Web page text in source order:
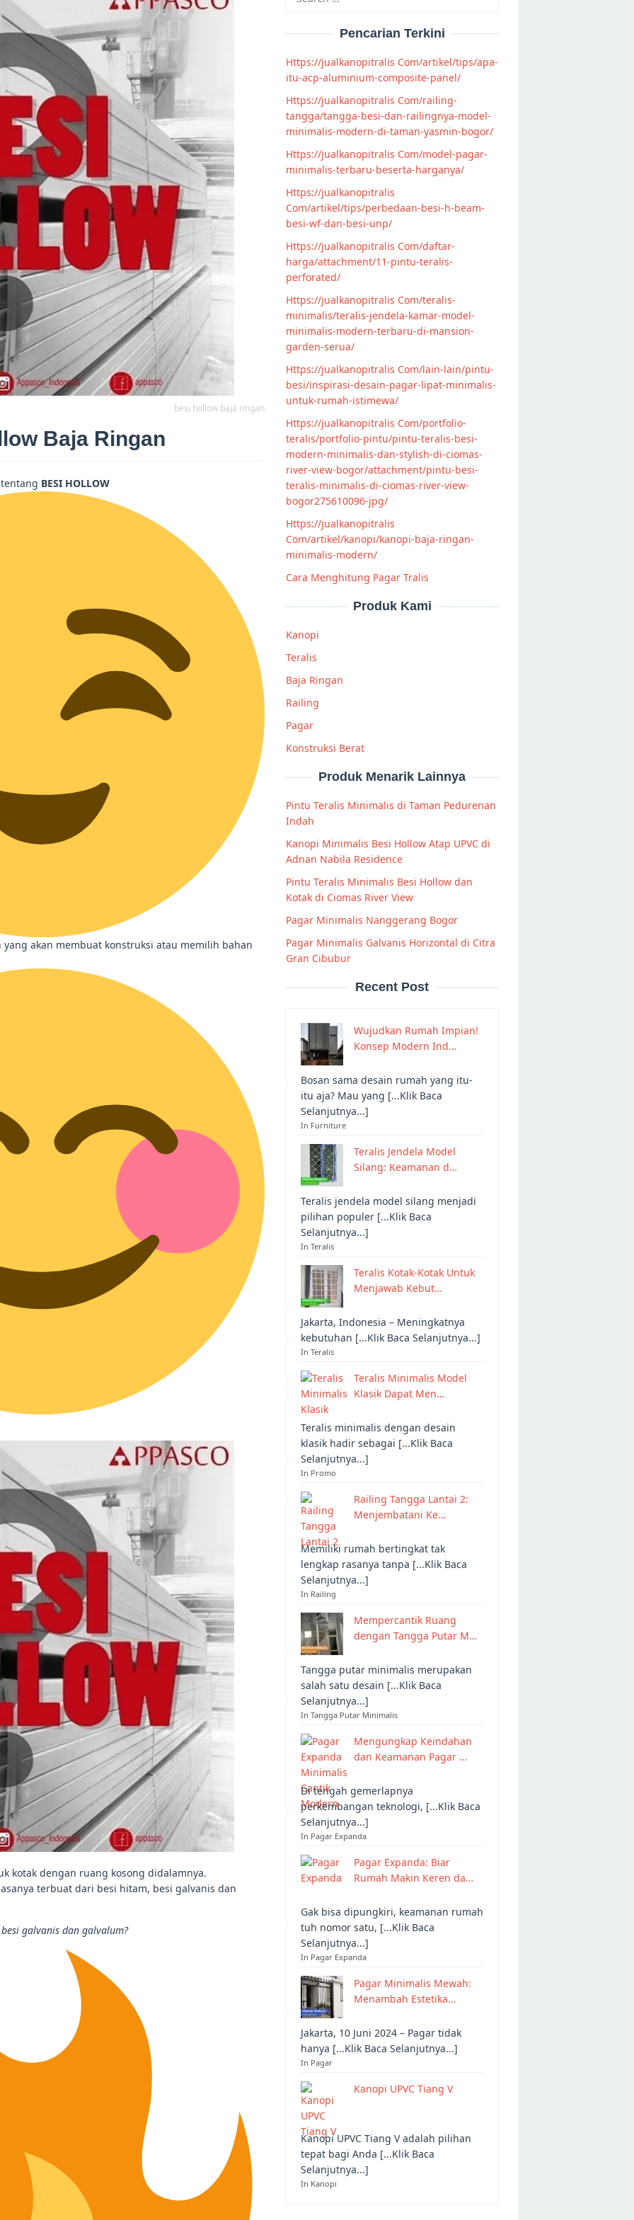
besi hollow baja ringan
Baja Ringan
BESI HOLLOW
akan membuat konstruksi atau memilih bahan
kotak dengan ruang kosong didalamnya.
terbuat dari besi hitam, besi galvanis dan
galvanis dan galvalum?
for:
Pencarian Terkini
Https://jualkanopitralis Com/artikel/tips/apa-
itu-acp-aluminium-composite-panel/
Https://jualkanopitralis Com/railing-
tangga/tangga-besi-dan-railingnya-model-
minimalis-modern-di-taman-yasmin-bogor/
Https://jualkanopitralis Com/model-pagar-
minimalis-terbaru-beserta-harganya/
Https://jualkanopitralis
Com/artikel/tips/perbedaan-besi-h-beam-
besi-wf-dan-besi-unp/
Https://jualkanopitralis Com/daftar-
harga/attachment/11-pintu-teralis-
perforated/
Https://jualkanopitralis Com/teralis-
minimalis/teralis-jendela-kamar-model-
minimalis-modern-terbaru-di-mansion-
garden-serua/
Https://jualkanopitralis Com/lain-lain/pintu-
besi/inspirasi-desain-pagar-lipat-minimalis-
untuk-rumah-istimewa/
Https://jualkanopitralis Com/portfolio-
teralis/portfolio-pintu/pintu-teralis-besi-
modern-minimalis-dan-stylish-di-ciomas-
river-view-bogor/attachment/pintu-besi-
teralis-minimalis-di-ciomas-river-view-
bogor275610096-jpg/
Https://jualkanopitralis
Com/artikel/kanopi/kanopi-baja-ringan-
minimalis-modern/
Cara Menghitung Pagar Tralis
Produk Kami
Kanopi
Teralis
Baja Ringan
Railing
Pagar
Konstruksi Berat
Produk Menarik Lainnya
Pintu Teralis Minimalis di Taman Pedurenan
Indah
Kanopi Minimalis Besi Hollow Atap UPVC di
Adnan Nabila Residence
Pintu Teralis Minimalis Besi Hollow dan
Kotak di Ciomas River View
Pagar Minimalis Nanggerang Bogor
Pagar Minimalis Galvanis Horizontal di Citra
Gran Cibubur
Recent Post
Wujudkan Rumah Impian!
Konsep Modern Ind…
Bosan sama desain rumah yang itu-
itu aja? Mau yang [...Klik Baca
Selanjutnya...]
In Furniture
Teralis Jendela Model
Silang: Keamanan d…
Teralis jendela model silang menjadi
pilihan populer [...Klik Baca
Selanjutnya...]
In Teralis
Teralis Kotak-Kotak Untuk
Menjawab Kebut…
Jakarta, Indonesia – Meningkatnya
kebutuhan [...Klik Baca Selanjutnya...]
In Teralis
Teralis Minimalis Model
Klasik Dapat Men…
Teralis minimalis dengan desain
klasik hadir sebagai [...Klik Baca
Selanjutnya...]
In Promo
Railing Tangga Lantai 2:
Menjembatani Ke…
Memiliki rumah bertingkat tak
lengkap rasanya tanpa [...Klik Baca
Selanjutnya...]
In Railing
Mempercantik Ruang
dengan Tangga Putar M…
Tangga putar minimalis merupakan
salah satu desain [...Klik Baca
Selanjutnya...]
In Tangga Putar Minimalis
Mengungkap Keindahan
dan Keamanan Pagar …
Di tengah gemerlapnya
perkembangan teknologi, [...Klik Baca
Selanjutnya...]
In Pagar Expanda
Pagar Expanda: Biar
Rumah Makin Keren da…
Gak bisa dipungkiri, keamanan rumah
tuh nomor satu, [...Klik Baca
Selanjutnya...]
In Pagar Expanda
Pagar Minimalis Mewah:
Menambah Estetika…
Jakarta, 10 Juni 2024 – Pagar tidak
hanya [...Klik Baca Selanjutnya...]
In Pagar
Kanopi UPVC Tiang V
Kanopi UPVC Tiang V adalah pilihan
tepat bagi Anda [...Klik Baca
Selanjutnya...]
In Kanopi